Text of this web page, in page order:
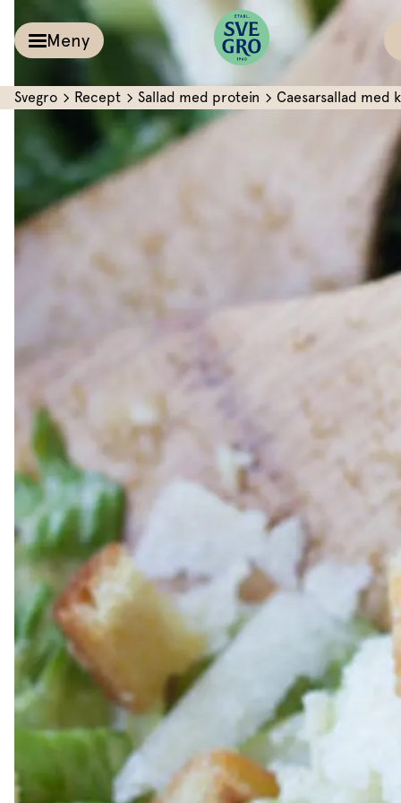
Meny
Recept
Örter &
Sallat
Inspiration
Växthus
Vårt ansvar
Om oss
Kalla såser &
Röror
Örtolja
Svegro Recept Sallad med protein Caesarsallad med